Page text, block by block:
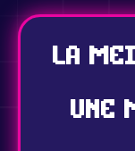
La
Une